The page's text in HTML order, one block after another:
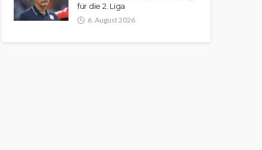
für die 2. Liga
6. August 2026